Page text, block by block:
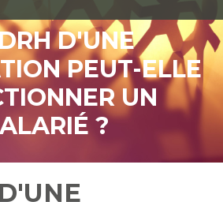
D'UNE
PEUT-ELLE
UN
?